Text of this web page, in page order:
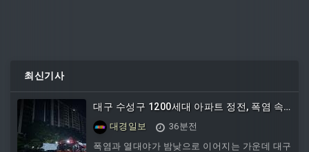
최신기사
대구 수성구 1200세대 아파트 정전, 폭염 속 6
시간 만에 복구
대경일보
36분전
폭염과 열대야가 밤낮으로 이어지는 가운데 대구